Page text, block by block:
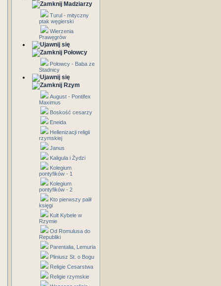
Madziarzy
Turul - mityczny
ptak węgierski
Wierzenia
Prawęgrów
Połowcy
Połowcy - Baba ze
Stadnicy
Rzym
August - Pontifex
Maximus
Boskość cesarzy
Eneida
Hellenizacji religii
rzymskiej
Janus
Kaligula i Żydzi
Kolegium
pontyfików - 1
Kolegium
pontyfików - 2
Kto pierwszy palił
księgi
Kult Kybele w
Rzymie
Od Romulusa do
Republiki
Parentalia, Lemuria
Pliniusz St. o Bogu
Religie Cesarstwa
Religie rzymskie